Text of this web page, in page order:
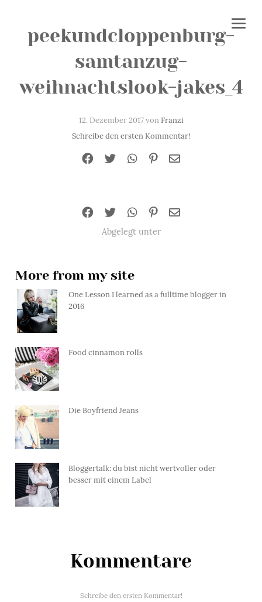
peekundcloppenburg-
samtanzug-
weihnachtslook-jakes_4
12. Dezember 2017 vonFranzi
Schreibe den ersten Kommentar!
Abgelegt unter
More from my site
One Lesson I learned as a fulltime blogger in
2016
Food cinnamon rolls
Die Boyfriend Jeans
Bloggertalk: du bist nicht wertvoller oder
besser mit einem Label
Kommentare
Schreibe den ersten Kommentar!